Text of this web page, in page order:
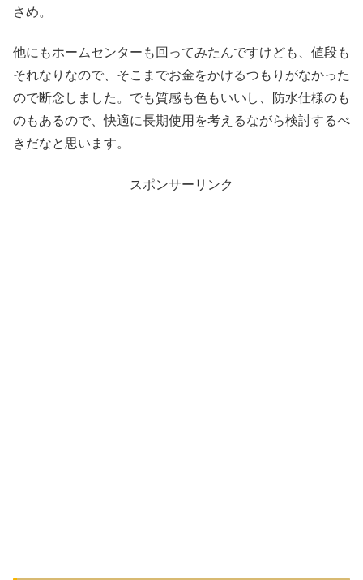
さめ。
他にもホームセンターも回ってみたんですけども、値段も
それなりなので、そこまでお金をかけるつもりがなかった
ので断念しました。でも質感も色もいいし、防水仕様のも
のもあるので、快適に長期使用を考えるながら検討するべ
きだなと思います。
スポンサーリンク